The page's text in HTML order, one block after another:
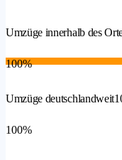
Umzüge innerhalb des
100%
Umzüge deutschlandweit
100%